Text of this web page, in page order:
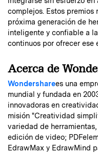
complejos. Estos premios
próxima generación de
inteligente y confiable a
continuos por ofrecer ese
Acerca de
Wondersharees una
mundial y fundada en
innovadoras en
misión "Creatividad
variedad de
edición de video;
EdrawMax y EdrawMind